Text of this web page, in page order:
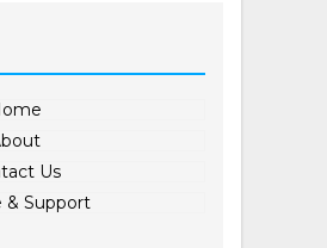
Us
& Support